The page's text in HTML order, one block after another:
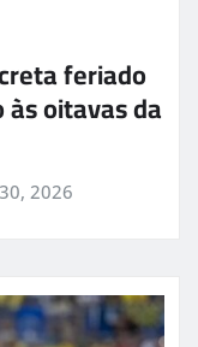
feriado
oitavas da
2026